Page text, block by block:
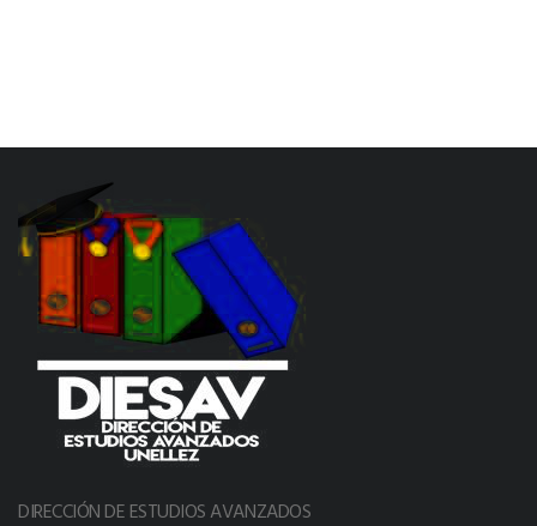
DIRECCIÓN DE ESTUDIOS AVANZADOS